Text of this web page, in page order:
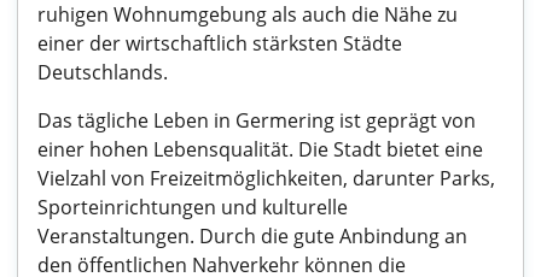
ruhigen Wohnumgebung als auch die Nähe zu
einer der wirtschaftlich stärksten Städte
Deutschlands.
Das tägliche Leben in Germering ist geprägt von
einer hohen Lebensqualität. Die Stadt bietet eine
Vielzahl von Freizeitmöglichkeiten, darunter Parks,
Sporteinrichtungen und kulturelle
Veranstaltungen. Durch die gute Anbindung an
den öffentlichen Nahverkehr können die